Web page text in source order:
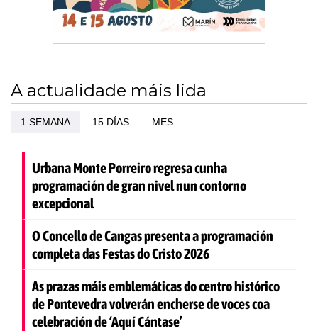
A actualidade máis lida
1 SEMANA 15 DÍAS MES
Urbana Monte Porreiro regresa cunha
programación de gran nivel nun contorno
excepcional
O Concello de Cangas presenta a programación
completa das Festas do Cristo 2026
As prazas máis emblemáticas do centro histórico
de Pontevedra volverán encherse de voces coa
celebración de ‘Aquí Cántase’